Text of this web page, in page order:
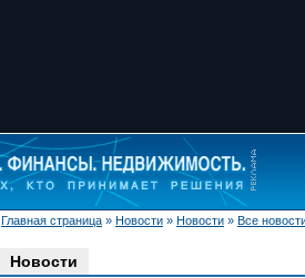
Главная страница » Новости » Новости » Все
Новости